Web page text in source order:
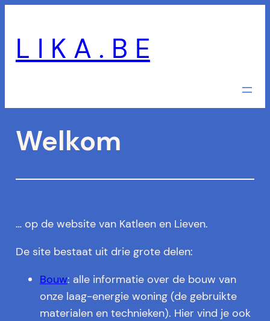
L I K A . B E
Welkom
… op de website van Katleen en Lieven.
De site bestaat uit drie grote delen:
Bouw: alle informatie over de bouw van
onze laag-energie woning (de gebruikte
materialen en technieken). Hier vind je ook